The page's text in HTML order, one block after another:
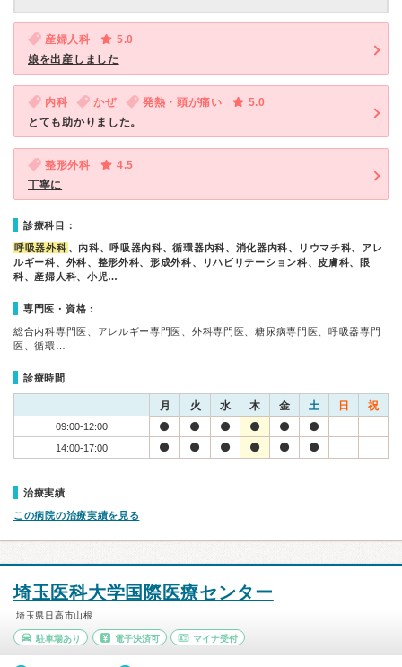
産婦人科
5.0
娘を出産しました
内科 かぜ 発熱・頭が痛い
5.0
とても助かりました。
整形外科
4.5
丁寧に
診療科目：
呼吸器外科 、内科、呼吸器内科、循環器内科、消化器内科、リウマチ科、アレ
ルギー科、外科、整形外科、形成外科、リハビリテーション科、皮膚科、眼
科、産婦人科、小児…
専門医・資格：
総合内科専門医、アレルギー専門医、外科専門医、糖尿病専門医、呼吸器専門
医、循環…
診療時間
月 火 水 木 金 土 日 祝
09:00-12:00
14:00-17:00
治療実績
この病院の治療実績を見る
埼玉医科大学国際医療センター
埼玉県日高市山根
駐車場あり 電子決済可 マイナ受付